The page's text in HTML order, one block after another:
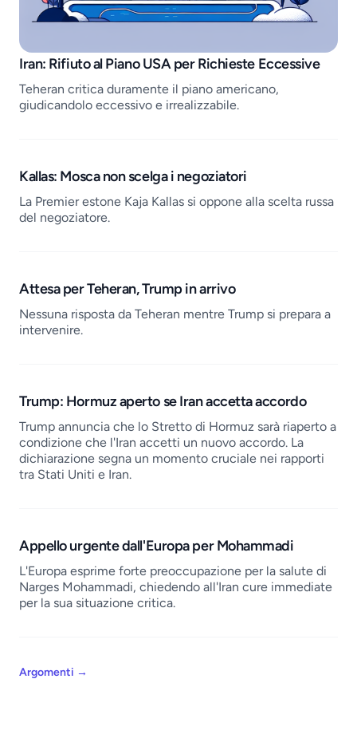
Job openings
Iran: Rifiuto al Piano USA per Richieste Eccessive
Teheran critica duramente il piano americano,
giudicandolo eccessivo e irrealizzabile.
Kallas: Mosca non scelga i negoziatori
La Premier estone Kaja Kallas si oppone alla scelta russa
del negoziatore.
Attesa per Teheran, Trump in arrivo
Nessuna risposta da Teheran mentre Trump si prepara a
intervenire.
Trump: Hormuz aperto se Iran accetta accordo
Trump annuncia che lo Stretto di Hormuz sarà riaperto a
condizione che l'Iran accetti un nuovo accordo. La
dichiarazione segna un momento cruciale nei rapporti
tra Stati Uniti e Iran.
Appello urgente dall'Europa per Mohammadi
L'Europa esprime forte preoccupazione per la salute di
Narges Mohammadi, chiedendo all'Iran cure immediate
per la sua situazione critica.
Argomenti →